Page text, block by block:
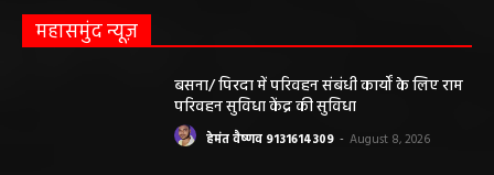
महासमुंद न्यूज़
बसना/ पिरदा में परिवहन संबंधी कार्यों के लिए राम
परिवहन सुविधा केंद्र की सुविधा
हेमंत वैष्णव 9131614309 - August 8, 2026